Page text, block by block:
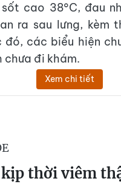
cao 38°C, đau
ra sau lưng, kèm
đó, các biểu hiện
chưa đi khám.
Xem chi tiết
thời viêm